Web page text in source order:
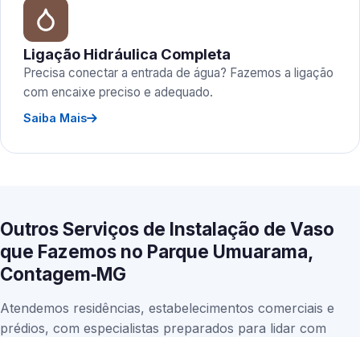
Ligação Hidráulica Completa
Precisa conectar a entrada de água? Fazemos a ligação
com encaixe preciso e adequado.
Saiba Mais
Outros Serviços de Instalação de Vaso
que Fazemos no Parque Umuarama,
Contagem‑MG
Atendemos residências, estabelecimentos comerciais e
prédios, com especialistas preparados para lidar com